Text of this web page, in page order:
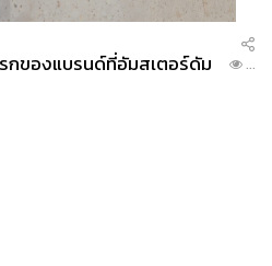
กของแบรนด์ที่อัมสเตอร์ดัม ...